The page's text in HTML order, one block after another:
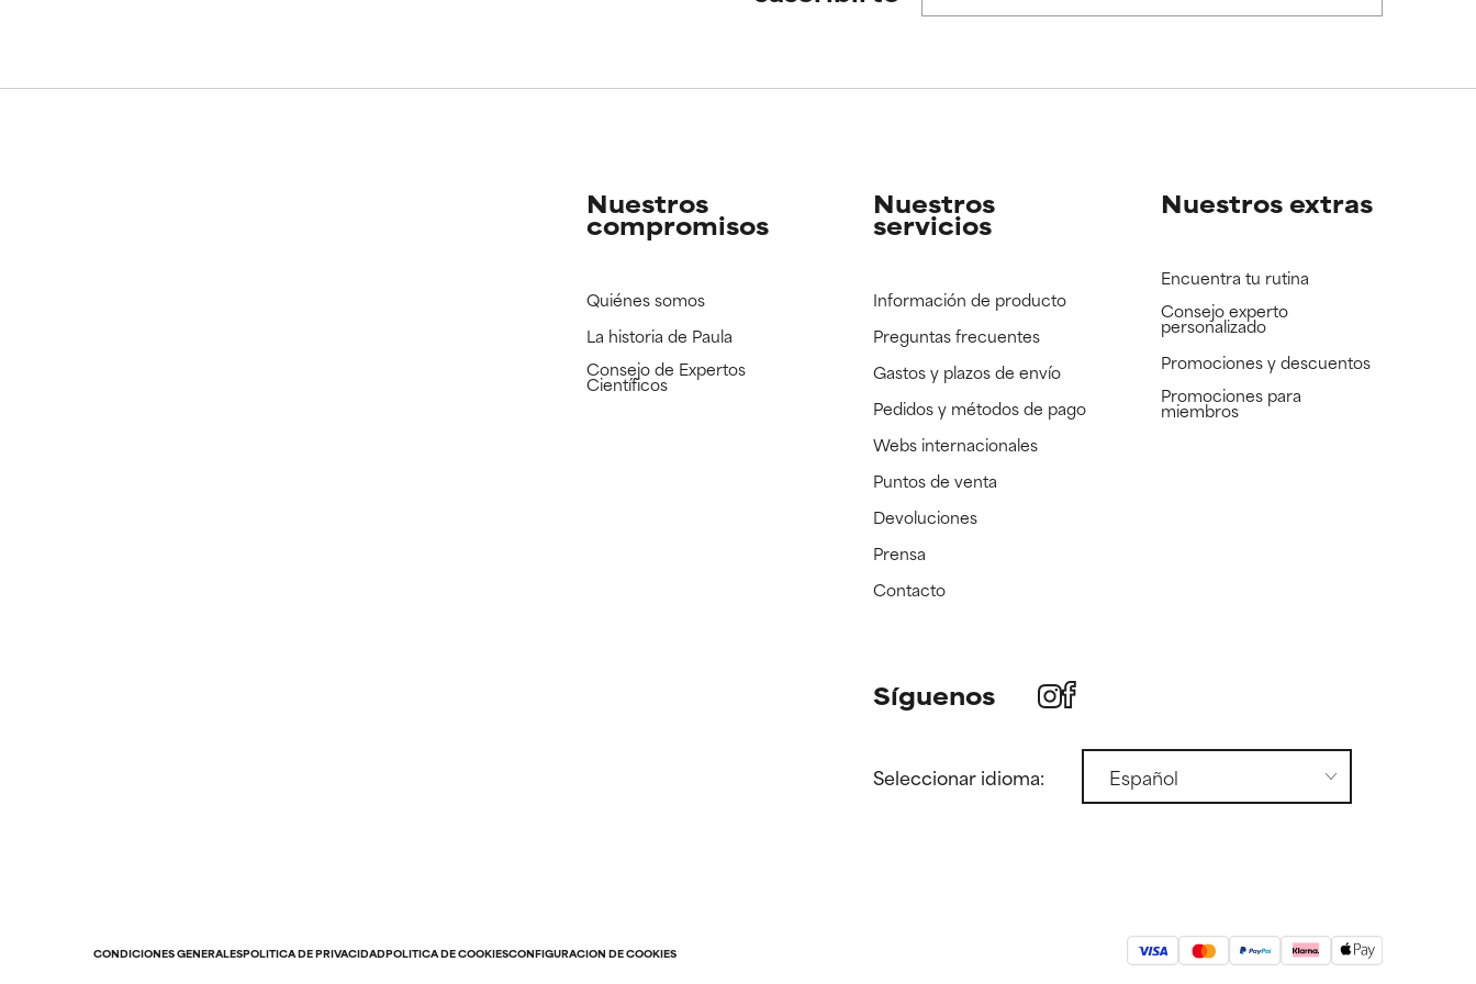
Nuestros
compromisos
Quiénes somos
La historia de Paula
Consejo de Expertos
Científicos
Nuestros
servicios
Información de producto
Preguntas frecuentes
Gastos y plazos de envío
Pedidos y métodos de pago
Webs internacionales
Puntos de venta
Devoluciones
Prensa
Contacto
Nuestros extras
Encuentra tu rutina
Consejo experto
personalizado
Promociones y descuentos​
Promociones para
miembros
Síguenos
Seleccionar idioma:
CONDICIONES GENERALESPOLÍTICA DE PRIVACIDADPOLÍTICA DE COOKIESCONFIGURACIÓN DE COOKIES